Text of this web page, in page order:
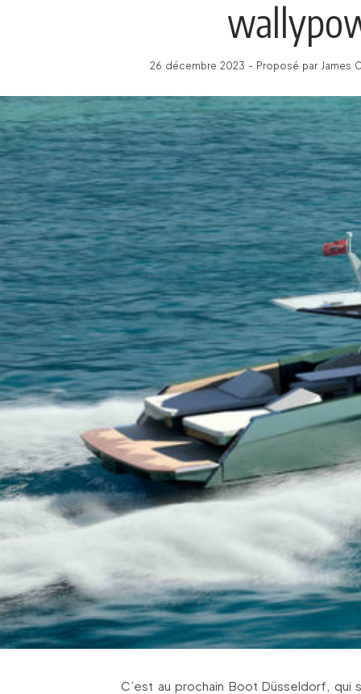
26 décembre 2023 - Proposé par James
C’est au prochain Boot Düsseldorf, qui